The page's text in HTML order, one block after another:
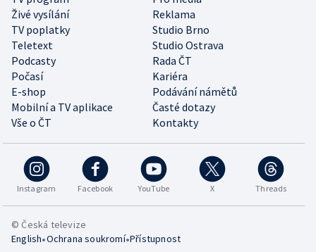
Živé vysílání
Reklama
TV poplatky
Studio Brno
Teletext
Studio Ostrava
Podcasty
Rada ČT
Počasí
Kariéra
E-shop
Podávání námětů
Mobilní a TV aplikace
Časté dotazy
Vše o ČT
Kontakty
Instagram Facebook YouTube X Threads
© Česká televize
English•Ochrana soukromí•Přístupnost